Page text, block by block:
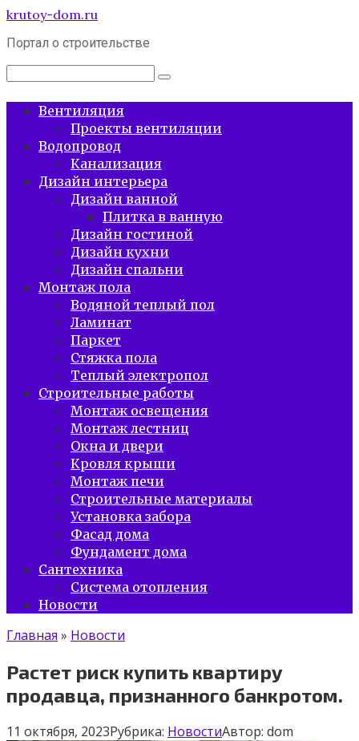
Перейти
контенту
krutoy-dom.ru
Портал о строительстве
Поиск:
Вентиляция
Проекты вентиляции
Водопровод
Канализация
Дизайн интерьера
Дизайн ванной
Плитка в ванную
Дизайн гостиной
Дизайн кухни
Дизайн спальни
Монтаж пола
Водяной теплый пол
Ламинат
Паркет
Стяжка пола
Теплый электропол
Строительные работы
Монтаж освещения
Монтаж лестниц
Окна и двери
Кровля крыши
Монтаж печи
Строительные материалы
Установка забора
Фасад дома
Фундамент дома
Сантехника
Система отопления
Новости
Главная » Новости
Растет риск купить квартиру
продавца, признанного банкротом.
11 октября, 2023Рубрика: НовостиАвтор: dom